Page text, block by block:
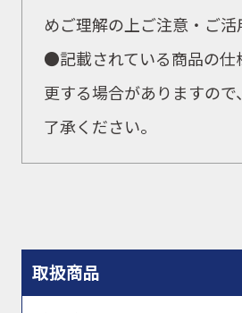
取扱商品
めご理解の上ご注意・ご活
●記載されている商品の
更する場合がありますの
了承ください。